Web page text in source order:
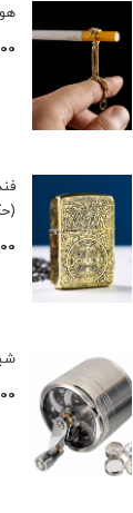
(حکاکی
شیکر 4 تکه